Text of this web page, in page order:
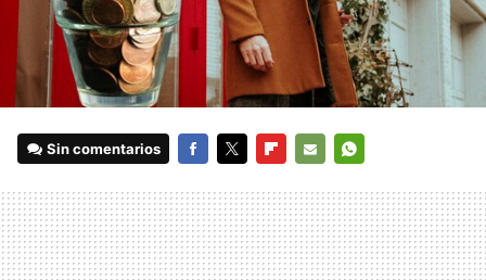
Sin comentarios
MAIL